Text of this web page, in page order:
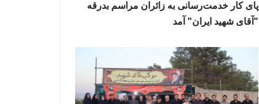
پای کار خدمت‌رسانی به زائران مراسم بدرقه
"آقای شهید ایران" آمد